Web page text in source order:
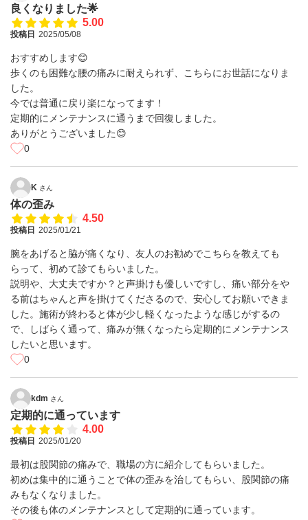
良くなりました🌟
5.00
投稿日 2025/05/08
おすすめします😊
歩くのも困難な腰の痛みに耐えられず、こちらにお世話になりま
した。
今では普通に戻り楽になってます！
定期的にメンテナンスに通うまで回復しました。
ありがとうございました😊
0
K さん
体の歪み
4.50
投稿日 2025/01/21
腕をあげると脇が痛くなり、友人のお勧めでこちらを教えても
らって、初めて診てもらいました。
説明や、大丈夫ですか？と声掛けも優しいですし、痛い部分をや
る前はちゃんと声を掛けてくださるので、安心してお願いできま
した。施術が終わると体が少し軽くなったような感じがするの
で、しばらく通って、痛みが無くなったら定期的にメンテナンス
したいと思います。
0
kdm さん
定期的に通っています
4.00
投稿日 2025/01/20
最初は股関節の痛みで、職場の方に紹介してもらいました。
初めは集中的に通うことで体の歪みを治してもらい、股関節の痛
みもなくなりました。
その後も体のメンテナンスとして定期的に通っています。